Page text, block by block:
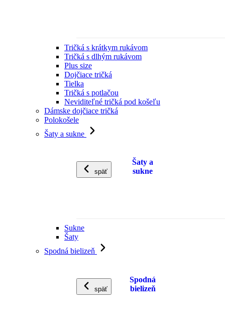
Tričká s krátkym rukávom
Tričká s dlhým rukávom
Plus size
Dojčiace tričká
Tielka
Tričká s potlačou
Neviditeľné tričká pod košeľu
Dámske dojčiace tričká
Polokošele
Šaty a sukne
späť
Šaty a
sukne
Sukne
Šaty
Spodná bielizeň
späť
Spodná
bielizeň